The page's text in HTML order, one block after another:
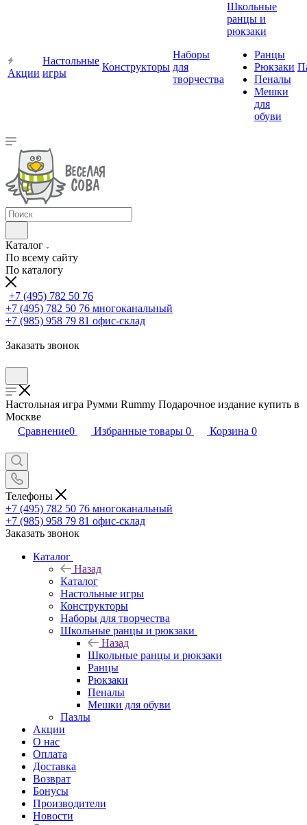
Акции
Настольные
игры
Конструкторы
Наборы
для
творчества
Школьные
ранцы и
рюкзаки
Ранцы
Рюкзаки
Пеналы
Мешки
для
обуви
Каталог
По всему сайту
По каталогу
+7 (495) 782 50 76
+7 (495) 782 50 76 многоканальный
+7 (985) 958 79 81 офис-склад
Заказать звонок
Настольная игра Румми Rummy Подарочное издание купить в
Москве
Сравнение0 Избранные товары 0 Корзина 0
Телефоны
+7 (495) 782 50 76 многоканальный
+7 (985) 958 79 81 офис-склад
Заказать звонок
Каталог
Назад
Каталог
Настольные игры
Конструкторы
Наборы для творчества
Школьные ранцы и рюкзаки
Назад
Школьные ранцы и рюкзаки
Ранцы
Рюкзаки
Пеналы
Мешки для обуви
Пазлы
Акции
О нас
Оплата
Доставка
Возврат
Бонусы
Производители
Новости